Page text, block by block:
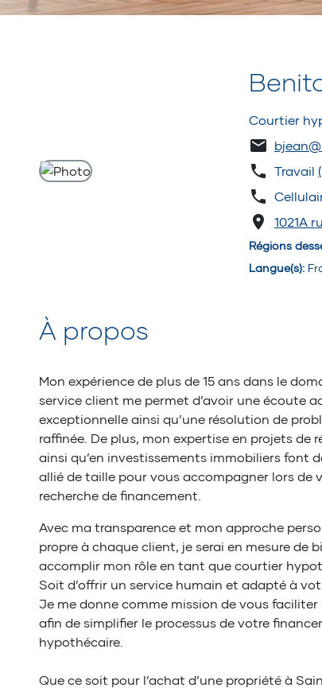
Courtier
Travail
1021A
Régions
Langue(s):
À propos
Mon expérience de plus de 15 ans dans le
service client me permet d’avoir une écoute
exceptionnelle ainsi qu’une résolution de
raffinée. De plus, mon expertise en projets de
ainsi qu’en investissements immobiliers font
allié de taille pour vous accompagner lors de
recherche de financement.
Avec ma transparence et mon approche
propre à chaque client, je serai en mesure de
accomplir mon rôle en tant que courtier
Soit d’offrir un service humain et adapté à
Je me donne comme mission de vous
afin de simplifier le processus de votre
hypothécaire.
Que ce soit pour l’achat d’une propriété à